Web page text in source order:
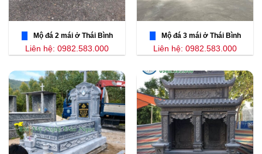
Mộ đá 2 mái ở Thái Bình
Liên hệ: 0982.583.000
Mộ đá 3 mái ở Thái Bình
Liên hệ: 0982.583.000